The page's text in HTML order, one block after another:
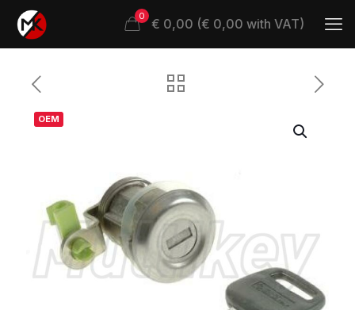
0 € 0,00 (€ 0,00 with VAT)
OEM